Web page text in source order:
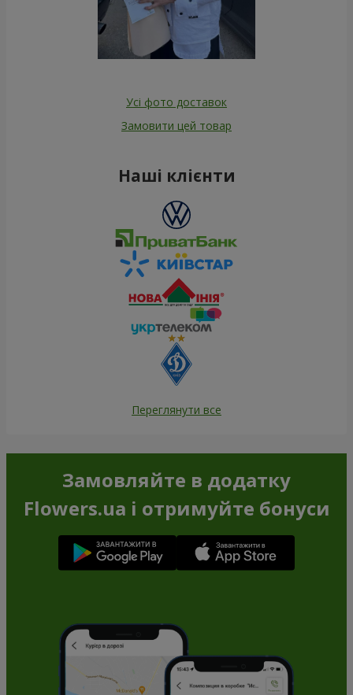
Усі фото доставок
Замовити цей товар
Наші клієнти
Переглянути все
Замовляйте в додатку
Flowers.ua і отримуйте бонуси